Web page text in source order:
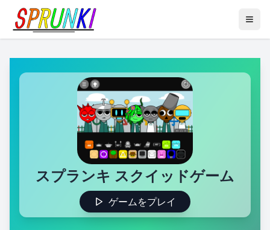
スプランキ スクイッドゲーム
ゲームをプレイ